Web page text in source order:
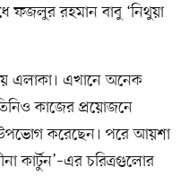
ফজলুর রহমান বাবু ‘নিথুয়া
এলাকা। এখানে অনেক
কাজের প্রয়োজনে
করেছেন। পরে আয়শা
কার্টুন’–এর চরিত্রগুলোর